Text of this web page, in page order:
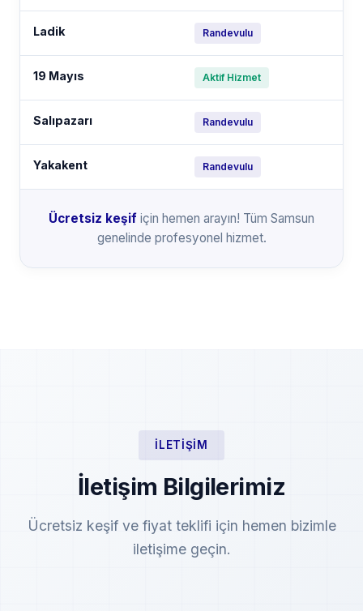
Ladik Randevulu
19 Mayıs Aktif Hizmet
Salıpazarı Randevulu
Yakakent Randevulu
Ücretsiz keşif için hemen arayın! Tüm Samsun
genelinde profesyonel hizmet.
İLETIŞIM
İletişim Bilgilerimiz
Ücretsiz keşif ve fiyat teklifi için hemen bizimle
iletişime geçin.